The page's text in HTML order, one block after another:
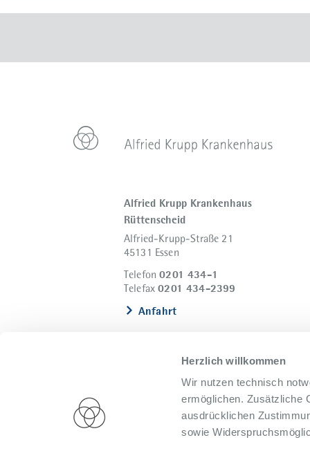
Herzlich willkommen
Wir nutzen technisch
ermöglichen. Zusätzliche
ausdrücklichen
sowie
Alfried Krupp Krankenhaus
Rüttenscheid
Alfried-Krupp-Straße 21
45131 Essen
Telefon0201 434-1
Telefax0201 434-2399
Anfahrt